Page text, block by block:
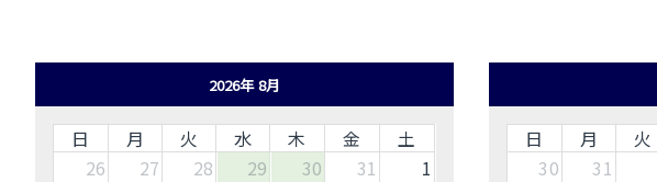
2026年 8月
日 月 火 水 木 金
土
26
27 28 29 30 31
1
日 月 火
30
31